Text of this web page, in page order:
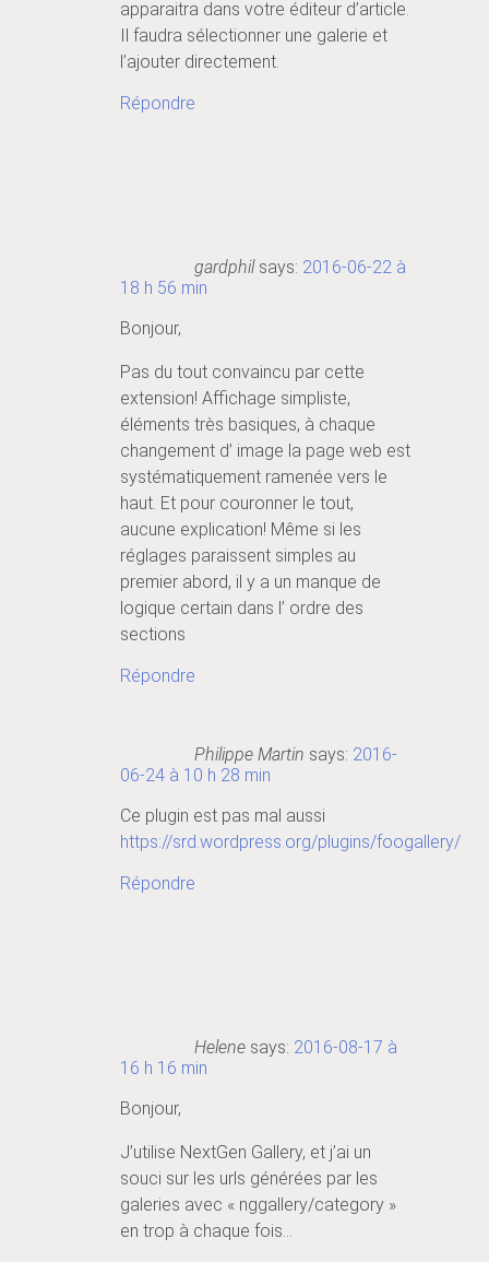
apparaitra dans votre éditeur d’article.
Il faudra sélectionner une galerie et
l’ajouter directement.
Répondre
gardphil says: 2016-06-22 à
18 h 56 min
Bonjour,
Pas du tout convaincu par cette
extension! Affichage simpliste,
éléments très basiques, à chaque
changement d’ image la page web est
systématiquement ramenée vers le
haut. Et pour couronner le tout,
aucune explication! Même si les
réglages paraissent simples au
premier abord, il y a un manque de
logique certain dans l’ ordre des
sections
Répondre
Philippe Martin says: 2016-
06-24 à 10 h 28 min
Ce plugin est pas mal aussi
https://srd.wordpress.org/plugins/foogallery/
Répondre
Helene says: 2016-08-17 à
16 h 16 min
Bonjour,
J’utilise NextGen Gallery, et j’ai un
souci sur les urls générées par les
galeries avec « nggallery/category »
en trop à chaque fois…